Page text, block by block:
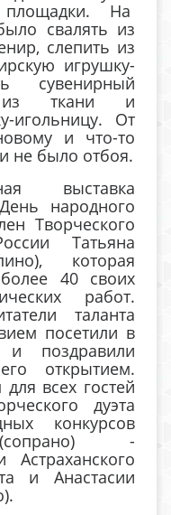
площадки. На
свалять из
слепить из
игрушку-
сувенирный
из ткани и
игольницу. От
и что-то
не было отбоя.
выставка
народного
Творческого
Татьяна
которая
40 своих
работ.
таланта
посетили в
поздравили
открытием.
всех гостей
дуэта
конкурсов
-
Астраханского
и Анастасии